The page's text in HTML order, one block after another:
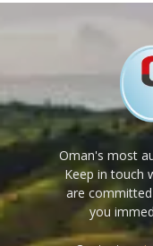
Oman's most
Keep in touch
are
you